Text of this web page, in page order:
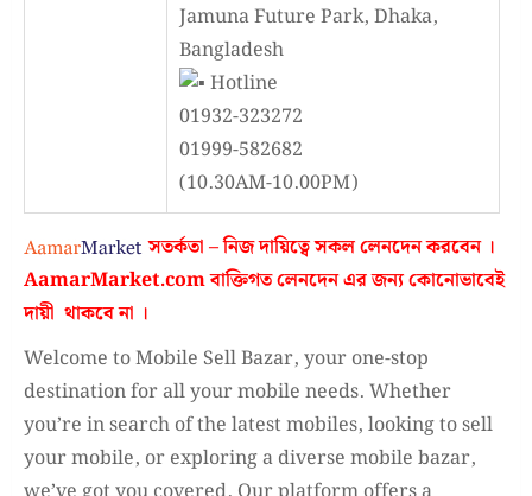
Jamuna Future Park, Dhaka,
Bangladesh
Hotline
01932-323272
01999-582682
(10.30AM-10.00PM)
সতর্কতা – নিজ দায়িত্বে সকল লেনদেন করবেন ।
AamarMarket.comবাক্তিগত লেনদেন এর জন্য কোনোভাবেই
দায়ী থাকবে না ।
Welcome to Mobile Sell Bazar, your one-stop
destination for all your mobile needs. Whether
you’re in search of the latest mobiles, looking to sell
your mobile, or exploring a diverse mobile bazar,